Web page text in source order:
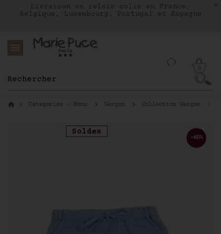
Notre site part en vacances !
Les commandes passées après le 4 août
Nous livrons aux Etats-Unis avec FEDEX
Livraison en relais colis en France,
Belgique, Luxembourg, Portugal et Espagne
0
Categories - Menu Garçon Collection Garçon
Soldes
-60%